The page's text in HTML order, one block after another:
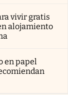
vivir gratis
alojamiento
en papel